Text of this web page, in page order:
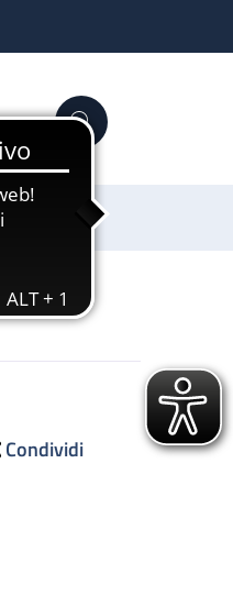
Cerca
Condividi